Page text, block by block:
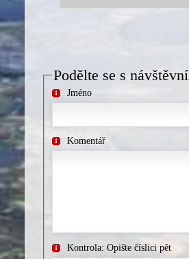
Podělte se s
Jméno
Komentář
Kontrola: Opište číslici pět